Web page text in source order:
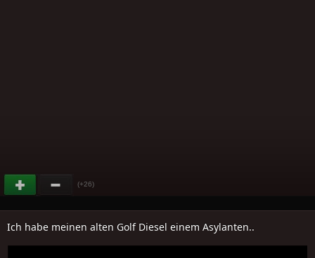
(+26)
Ich habe meinen alten Golf Diesel einem Asylanten..